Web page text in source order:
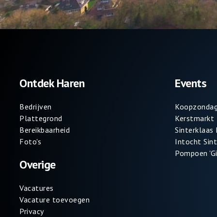
Ontdek Haren
Bedrijven
Plattegrond
Bereikbaarheid
Foto's
Overige
Vacatures
Vacature toevoegen
Privacy
Events
Kerstmarkt
Sinterklaas
Intocht
Pompoen